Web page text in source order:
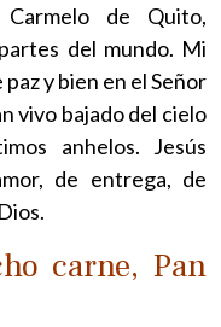
de Quito,
del mundo. Mi
y bien en el Señor
vivo bajado del cielo
anhelos. Jesús
de entrega, de
carne, Pan